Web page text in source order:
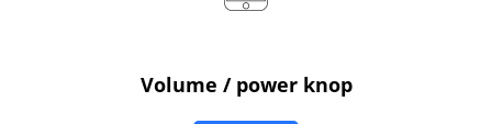
Volume / power knop